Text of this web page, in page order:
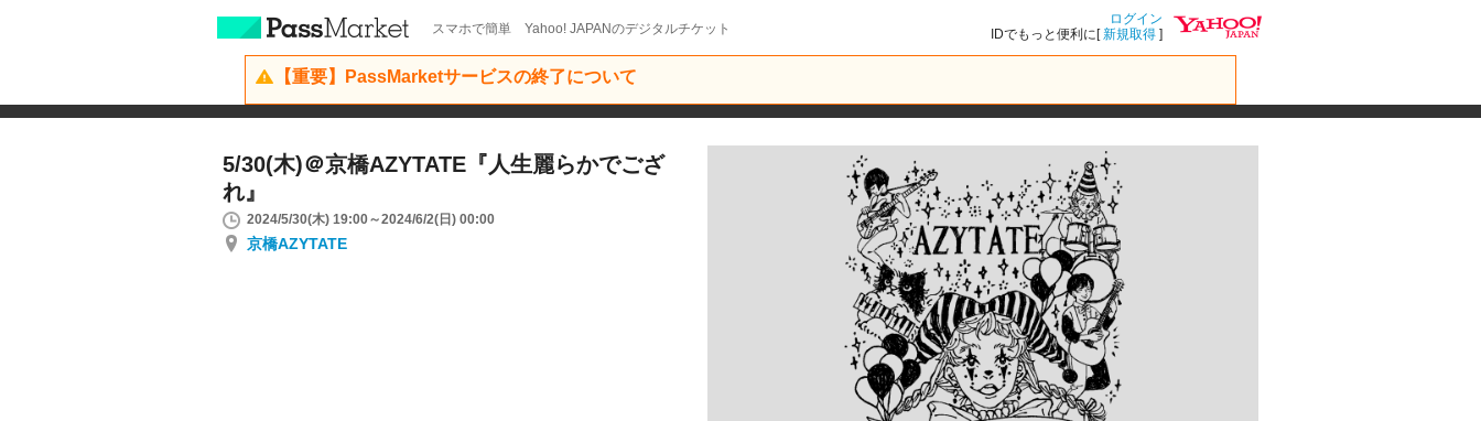
スマホで簡単 Yahoo! JAPANのデジタルチケット
ログイン
IDでもっと便利に[新規取得 ]
【重要】PassMarketサービスの終了について
5/30(木)＠京橋AZYTATE『人生麗らかでござ
れ』
2024/5/30(木) 19:00～2024/6/2(日) 00:00
京橋AZYTATE